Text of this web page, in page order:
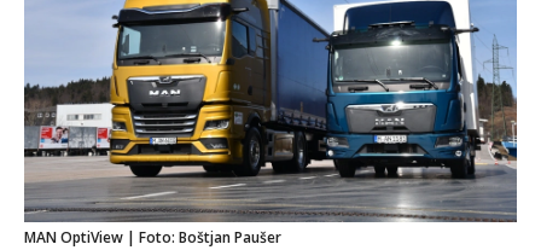
MAN OptiView | Foto: Boštjan Paušer